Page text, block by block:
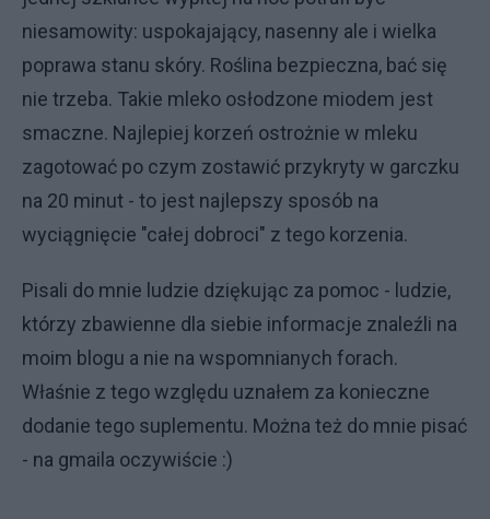
niesamowity: uspokajający, nasenny ale i wielka
poprawa stanu skóry. Roślina bezpieczna, bać się
nie trzeba. Takie mleko osłodzone miodem jest
smaczne. Najlepiej korzeń ostrożnie w mleku
zagotować po czym zostawić przykryty w garczku
na 20 minut - to jest najlepszy sposób na
wyciągnięcie "całej dobroci" z tego korzenia.
Pisali do mnie ludzie dziękując za pomoc - ludzie,
którzy zbawienne dla siebie informacje znaleźli na
moim blogu a nie na wspomnianych forach.
Właśnie z tego względu uznałem za konieczne
dodanie tego suplementu. Można też do mnie pisać
- na gmaila oczywiście :)